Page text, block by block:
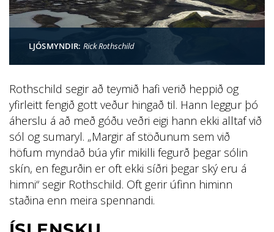
LJÓSMYNDIR: Rick Rothschild
Rothschild segir að teymið hafi verið heppið og
yfirleitt fengið gott veður hingað til. Hann leggur þó
áherslu á að með góðu veðri eigi hann ekki alltaf við
sól og sumaryl. „Margir af stöðunum sem við
höfum myndað búa yfir mikilli fegurð þegar sólin
skín, en fegurðin er oft ekki síðri þegar ský eru á
himni“ segir Rothschild. Oft gerir úfinn himinn
staðina enn meira spennandi.